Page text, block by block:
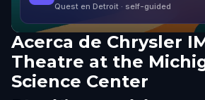
Quest en Detroit · self-guided
Acerca de Chrysler
Theatre at the
Science Center